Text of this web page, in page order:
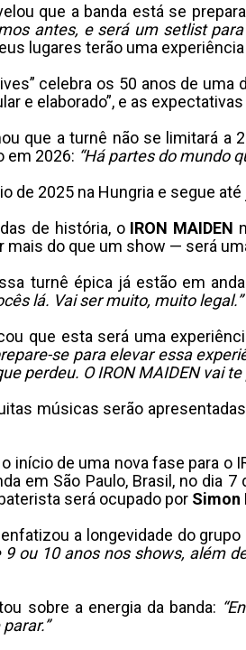
que a banda está se
antes, e será um setlist
lugares terão uma
celebra os 50 anos de
e elaborado”, e as
que a turnê não se limitará a
em 2026: “Há partes do mundo
de 2025 na Hungria e segue
de história, o IRON MAIDEN
do que um show — será
turnê épica já estão em
lá. Vai ser muito, muito legal.”
que esta será uma
se para elevar essa
perdeu. O IRON MAIDEN vai te
músicas serão
início de uma nova fase para o
em São Paulo, Brasil, no dia
será ocupado por Simon
a longevidade do
ou 10 anos nos shows, além
sobre a energia da banda: